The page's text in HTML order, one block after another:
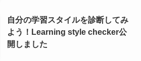
自分の学習スタイルを診断してみ
よう！Learning style checker公
開しました